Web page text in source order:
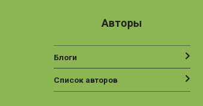
Авторы
Блоги
Список авторов